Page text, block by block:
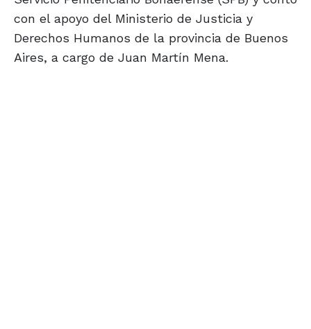
con el apoyo del Ministerio de Justicia y
Derechos Humanos de la provincia de Buenos
Aires, a cargo de Juan Martín Mena.